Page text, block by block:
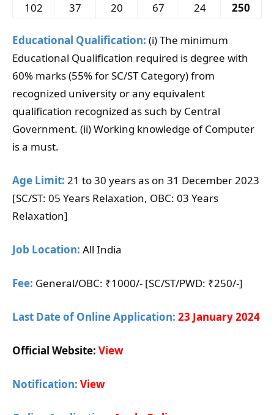
102
37 20 67 24 250
Educational Qualification: (i) The minimum
Educational Qualification required is degree with
60% marks (55% for SC/ST Category) from
recognized university or any equivalent
qualification recognized as such by Central
Government. (ii) Working knowledge of Computer
is a must.
Age Limit: 21 to 30 years as on 31 December 2023
[SC/ST: 05 Years Relaxation, OBC: 03 Years
Relaxation]
Job Location: All India
Fee: General/OBC: ₹1000/- [SC/ST/PWD: ₹250/-]
Last Date of Online Application: 23 January 2024
Official Website: View
Notification: View